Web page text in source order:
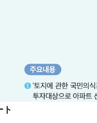
年までに18.4GW規模の
国レバレッジETFの清算は
公団』株価暴落で200兆蒸
Ｋ-ブランドを通報しよう
ちました」⇒ 耐久性「なさ
『POSCO』ズブズブ沈む
ト